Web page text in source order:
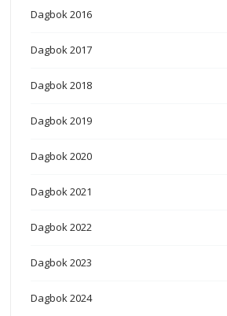
Dagbok 2016
Dagbok 2017
Dagbok 2018
Dagbok 2019
Dagbok 2020
Dagbok 2021
Dagbok 2022
Dagbok 2023
Dagbok 2024